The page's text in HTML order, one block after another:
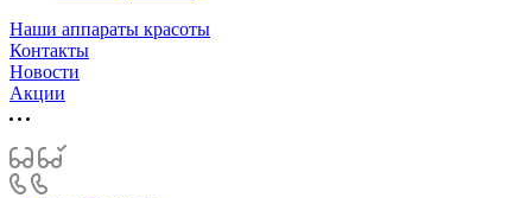
Наши аппараты красоты
Контакты
Новости
Акции